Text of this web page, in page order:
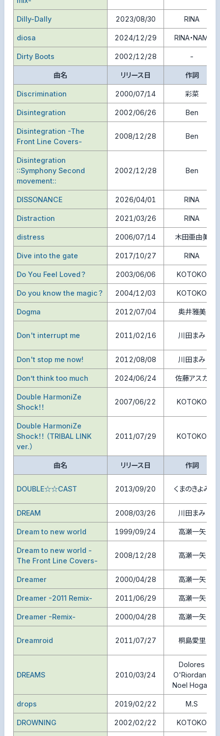
Dilly-Dally 2023/08/30 RINA
diosa 2024/12/29 RINA・NAMI
Dirty Boots 2002/12/28 -
曲名 リリース日 作詞
Discrimination 2000/07/14 彩菜
Disintegration 2002/06/26 Ben
Disintegration -The
Front Line Covers-
2008/12/28 Ben
Disintegration
::Symphony Second
movement::
2002/12/28 Ben
DISSONANCE 2026/04/01 RINA
Distraction 2021/03/26 RINA
distress 2006/07/14 木田亜由美
Dive into the gate 2017/10/27 RINA
Do You Feel Loved？ 2003/06/06 KOTOKO
Do you know the magic？ 2004/12/03 KOTOKO
Dogma 2012/07/04 奥井雅美
Don't interrupt me 2011/02/16 川田まみ
Don't stop me now! 2012/08/08 川田まみ
Don’t think too much 2024/06/24 佐藤アスカ
Double HarmoniZe
Shock！！
2007/06/22 KOTOKO
Double HarmoniZe
Shock！！ （TRIBAL LINK
ver.）
2011/07/29 KOTOKO
曲名 リリース日 作詞
DOUBLE☆☆CAST 2013/09/20 くまのきよみ
DREAM 2008/03/26 川田まみ
Dream to new world 1999/09/24 高瀬一矢
Dream to new world -
The Front Line Covers-
2008/12/28 高瀬一矢
Dreamer 2000/04/28 高瀬一矢
Dreamer -2011 Remix- 2011/06/29 高瀬一矢
Dreamer -Remix- 2000/04/28 高瀬一矢
Dreamroid 2011/07/27 桐島愛里
DREAMS 2010/03/24
Dolores
O'Riordan、
Noel Hogan
drops 2019/02/22 M.S
DROWNING 2002/02/22 KOTOKO